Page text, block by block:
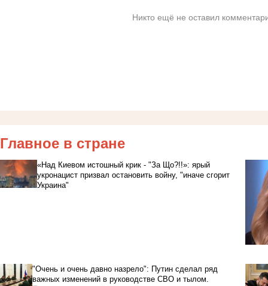
Никто ещё не оставил
Главное в стране
«Над Киевом истошный крик - "За Що?!!»: ярый
укронацист призвал остановить войну, "иначе сгорит
Украина"
"Очень и очень давно назрело": Путин сделал ряд
важных изменений в руководстве СВО и тылом.